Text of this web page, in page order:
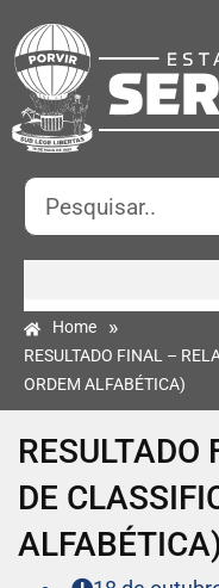
Home »
RESULTADO FINAL –
ORDEM ALFABÉTICA)
DE
ALFABÉTICA)